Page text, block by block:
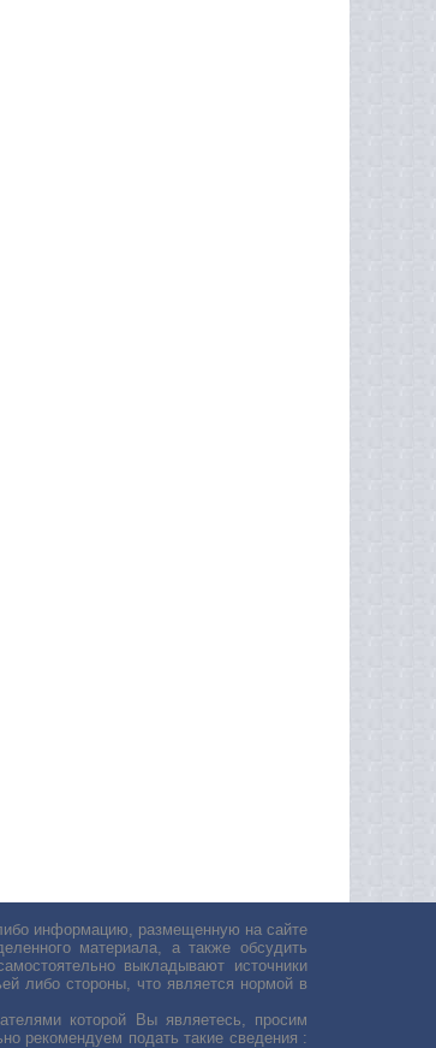
информацию, размещенную на сайте
материала, а также обсудить
выкладывают источники
либо стороны, что является нормой в
которой Вы являетесь, просим
рекомендуем подать такие сведения :